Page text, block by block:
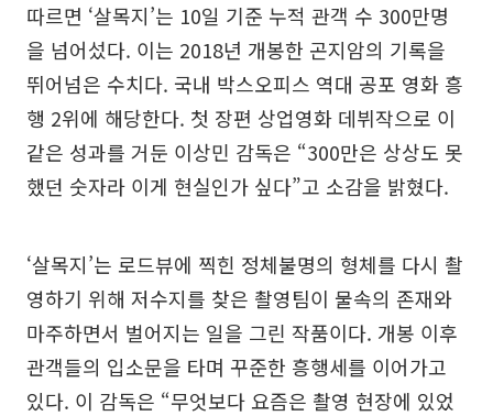
따르면 ‘살목지’는 10일 기준 누적 관객 수 300만명
을 넘어섰다. 이는 2018년 개봉한 곤지암의 기록을
뛰어넘은 수치다. 국내 박스오피스 역대 공포 영화 흥
행 2위에 해당한다. 첫 장편 상업영화 데뷔작으로 이
같은 성과를 거둔 이상민 감독은 “300만은 상상도 못
했던 숫자라 이게 현실인가 싶다”고 소감을 밝혔다.
‘살목지’는 로드뷰에 찍힌 정체불명의 형체를 다시 촬
영하기 위해 저수지를 찾은 촬영팀이 물속의 존재와
마주하면서 벌어지는 일을 그린 작품이다. 개봉 이후
관객들의 입소문을 타며 꾸준한 흥행세를 이어가고
있다. 이 감독은 “무엇보다 요즘은 촬영 현장에 있었